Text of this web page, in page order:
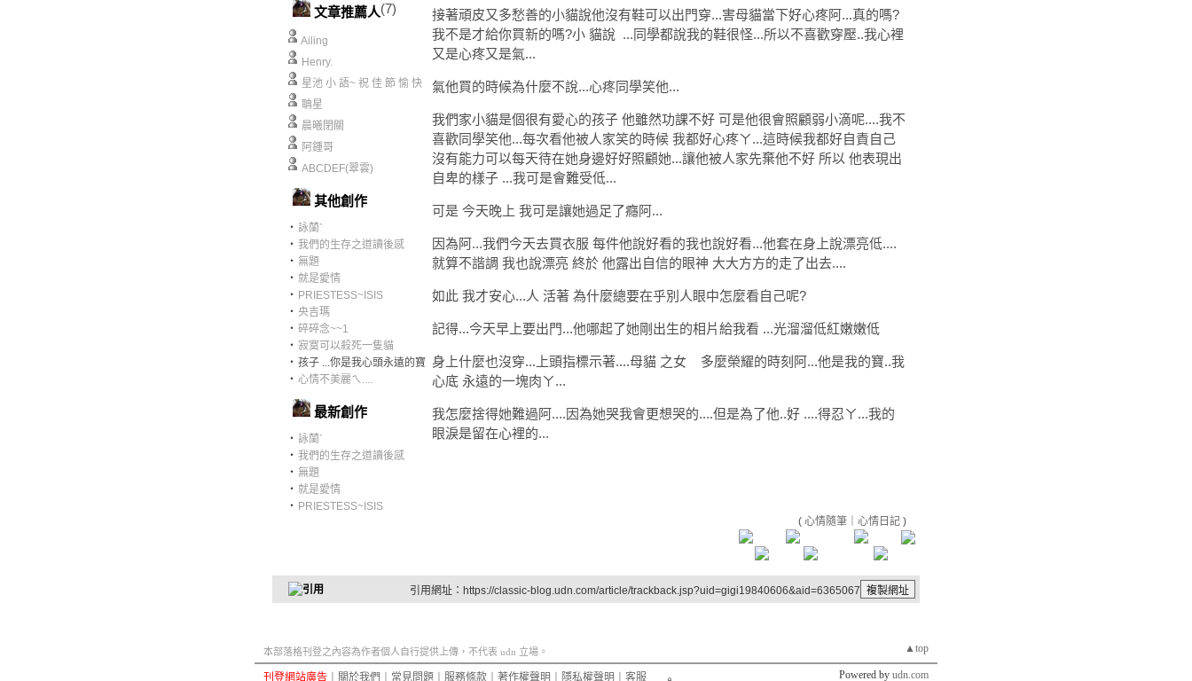
文章推薦人(7)
Ailing
Henry.
星池 小 語~ 祝 佳 節 愉 快
聃星
晨曦閉關
阿鍾哥
ABCDEF(翠雲)
其他創作
‧ 詠蘭ˋ
‧ 我們的生存之道讀後感
‧ 無題
‧ 就是愛情
‧ PRIESTESS~ISIS
‧ 央吉瑪
‧ 碎碎念~~1
‧ 寂寞可以殺死一隻貓
‧ 孩子 ...你是我心頭永遠的寶
‧ 心情不美麗ㄟ....
最新創作
‧ 詠蘭ˋ
‧ 我們的生存之道讀後感
‧ 無題
‧ 就是愛情
‧ PRIESTESS~ISIS
接著頑皮又多愁善的小貓說他沒有鞋可以出門穿...害母貓當下好心疼阿...真的嗎?
我不是才給你買新的嗎?小 貓說 ...同學都說我的鞋很怪...所以不喜歡穿壓..我心裡
又是心疼又是氣...
氣他買的時候為什麼不說...心疼同學笑他...
我們家小貓是個很有愛心的孩子 他雖然功課不好 可是他很會照顧弱小滴呢....我不
喜歡同學笑他...每次看他被人家笑的時候 我都好心疼ㄚ...這時候我都好自責自己
沒有能力可以每天待在她身邊好好照顧她...讓他被人家先棄他不好 所以 他表現出
自卑的樣子 ...我可是會難受低...
可是 今天晚上 我可是讓她過足了癮阿...
因為阿...我們今天去買衣服 每件他說好看的我也說好看...他套在身上說漂亮低....
就算不諧調 我也說漂亮 終於 他露出自信的眼神 大大方方的走了出去....
如此 我才安心...人 活著 為什麼總要在乎別人眼中怎麼看自己呢?
記得...今天早上要出門...他哪起了她剛出生的相片給我看 ...光溜溜低紅嫩嫩低
身上什麼也沒穿...上頭指標示著....母貓 之女 多麼榮耀的時刻阿...他是我的寶..我
心底 永遠的一塊肉ㄚ...
我怎麼捨得她難過阿....因為她哭我會更想哭的....但是為了他..好 ....得忍ㄚ...我的
眼淚是留在心裡的...
( 心情隨筆 心情日記 )
引用網址：https://classic-blog.udn.com/article/trackback.jsp?uid=gigi19840606&aid=6365067
▲top
本部落格刊登之內容為作者個人自行提供上傳，不代表 udn 立場。
刊登網站廣告 關於我們 常見問題 服務條款 著作權聲明 隱私權聲明 客服 Powered by udn.com